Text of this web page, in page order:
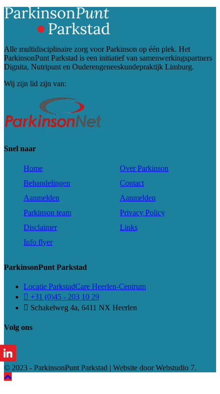
Alle multidisciplinaire zorg voor Parkinson op één plek. Het
ParkinsonPunt Parkstad is een initiatief van samenwerkingspartners
Dignita, Nutripunt en Ouderengeneeskundepraktijk Limburg.
Wij zijn lid zijn van:
Snel naar
Home
Over Parkinson
Behandelingen
Contact
Aanmelden
Aanmelden
Parkinson team
Privacy Policy
Disclaimer
Links
Info flyer
ParkinsonPunt Parkstad
Locatie ParkstadCare Heerlen-Centrum
+31 (0)45 - 203 10 29
Schakelweg 4a, 6411 NX Heerlen
Volg ons
© 2023 - ParkinsonPunt Parkstad | Website door Webstudio 7.